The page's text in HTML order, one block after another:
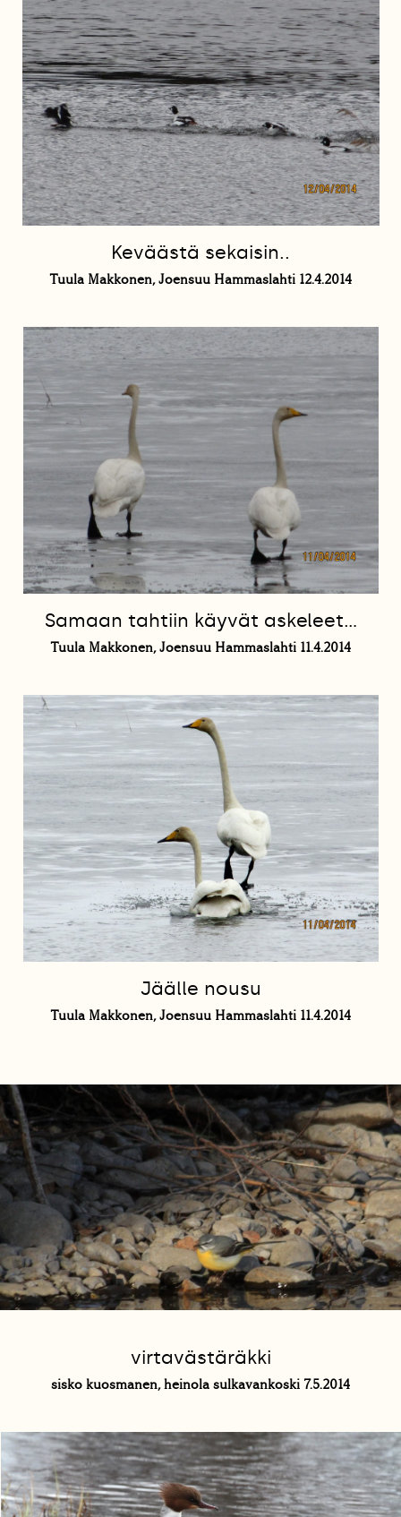
Keväästä sekaisin..
Tuula Makkonen, Joensuu Hammaslahti 12.4.2014
Samaan tahtiin käyvät askeleet...
Tuula Makkonen, Joensuu Hammaslahti 11.4.2014
Jäälle nousu
Tuula Makkonen, Joensuu Hammaslahti 11.4.2014
virtavästäräkki
sisko kuosmanen, heinola sulkavankoski 7.5.2014